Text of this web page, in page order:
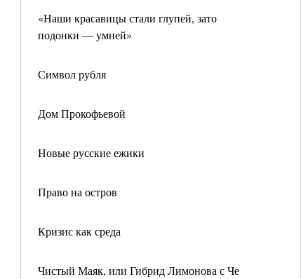
«Наши красавицы стали глупей, зато
подонки — умней»
Символ рубля
Дом Прокофьевой
Новые русские ежики
Право на остров
Кризис как среда
Чистый Маяк, или Гибрид Лимонова с Че